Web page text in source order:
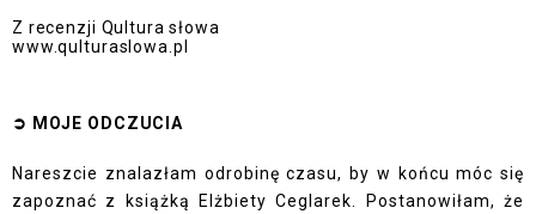
Z recenzji Qultura słowa
www.qulturaslowa.pl
➲ MOJE ODCZUCIA
Nareszcie znalazłam odrobinę czasu, by w końcu móc się
zapoznać z książką Elżbiety Ceglarek. Postanowiłam, że